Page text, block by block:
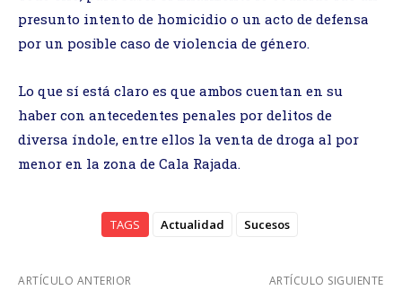
presunto intento de homicidio o un acto de defensa
por un posible caso de violencia de género.
Lo que sí está claro es que ambos cuentan en su
haber con antecedentes penales por delitos de
diversa índole, entre ellos la venta de droga al por
menor en la zona de Cala Rajada.
TAGS Actualidad Sucesos
ARTÍCULO ANTERIOR ARTÍCULO SIGUIENTE